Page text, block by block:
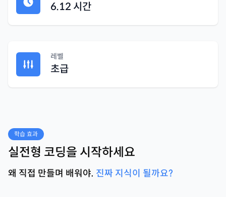
6.12 시간
레벨
초급
학습 효과
실전형 코딩을 시작하세요
왜 직접 만들며 배워야. 진짜 지식이 될까요?